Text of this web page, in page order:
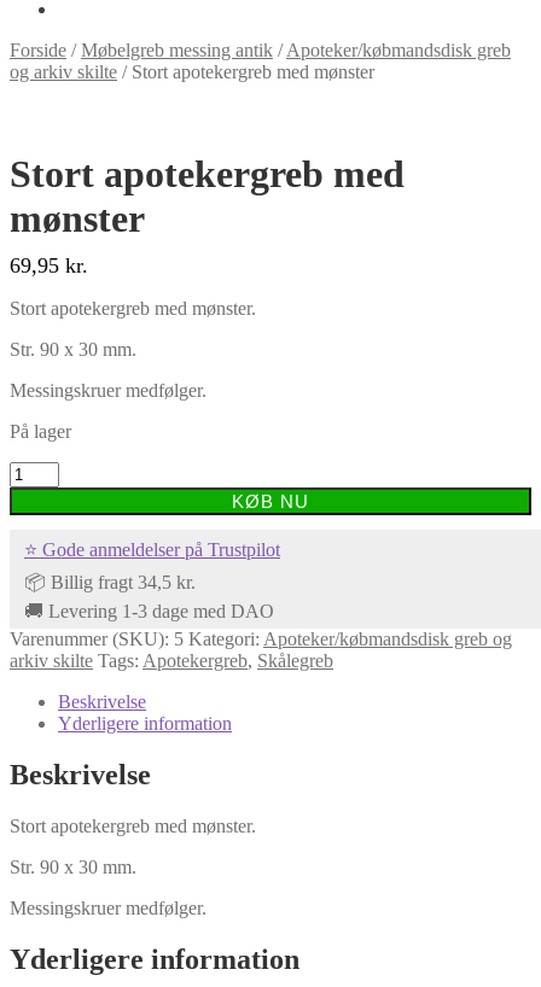
Forside /Møbelgreb messing antik /Apoteker/købmandsdisk greb
og arkiv skilte / Stort apotekergreb med mønster
Stort apotekergreb med
mønster
69,95 kr.
Stort apotekergreb med mønster.
Str. 90 x 30 mm.
Messingskruer medfølger.
På lager
Stort
apotekergreb
med
antal
KØB NU
⭐ Gode anmeldelser på Trustpilot
📦 Billig fragt 34,5 kr.
🚚 Levering 1-3 dage med DAO
Varenummer (SKU): 5 Kategori: Apoteker/købmandsdisk greb og
arkiv skilte Tags: Apotekergreb, Skålegreb
Beskrivelse
Yderligere information
Beskrivelse
Stort apotekergreb med mønster.
Str. 90 x 30 mm.
Messingskruer medfølger.
Yderligere information